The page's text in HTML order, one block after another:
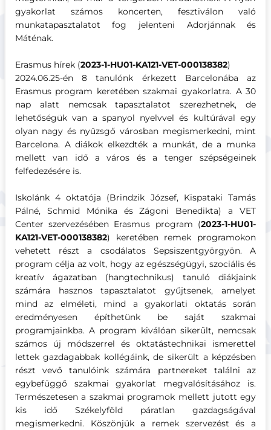
gyakorlat számos koncerten, fesztiválon való
munkatapasztalatot fog jelenteni Adorjánnak és
Máténak.
Erasmus hírek (2023-1-HU01-KA121-VET-000138382)
2024.06.25-én 8 tanulónk érkezett Barcelonába az
Erasmus program keretében szakmai gyakorlatra. A 30
nap alatt nemcsak tapasztalatot szerezhetnek, de
lehetőségük van a spanyol nyelvvel és kultúrával egy
olyan nagy és nyüzsgő városban megismerkedni, mint
Barcelona. A diákok elkezdték a munkát, de a munka
mellett van idő a város és a tenger szépségeinek
felfedezésére is.
Iskolánk 4 oktatója (Brindzik József, Kispataki Tamás
Pálné, Schmid Mónika és Zágoni Benedikta) a VET
Center szervezésében Erasmus program (2023-1-HU01-
KA121-VET-000138382) keretében remek programokon
vehetett részt a csodálatos Sepsiszentgyörgyön. A
program célja az volt, hogy az egészségügyi, szociális és
kreatív ágazatban (hangtechnikus) tanuló diákjaink
számára hasznos tapasztalatot gyűjtsenek, amelyet
mind az elméleti, mind a gyakorlati oktatás során
eredményesen építhetünk be saját szakmai
programjainkba. A program kiválóan sikerült, nemcsak
számos új módszerrel és oktatástechnikai ismerettel
lettek gazdagabbak kollégáink, de sikerült a képzésben
részt vevő tanulóink számára partnereket találni az
egybefüggő szakmai gyakorlat megvalósításához is.
Természetesen a szakmai programok mellett jutott egy
kis idő Székelyföld páratlan gazdagságával
megismerkedni. Köszönjük a remek szervezést és a